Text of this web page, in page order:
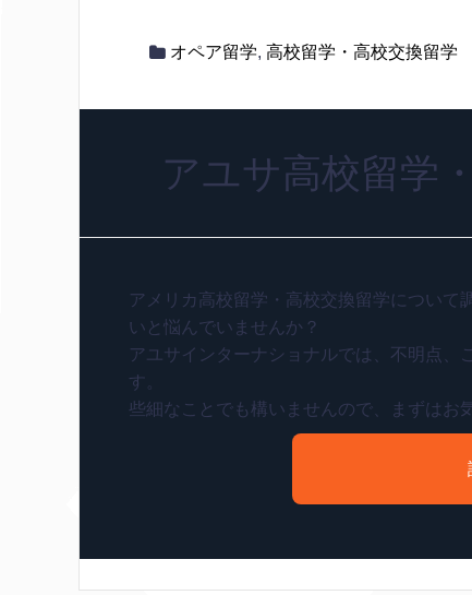
オペア留学, 高校留学・高校交換留学
アユサ高校留学
アメリカ高校留学・高校交換留学について
いと悩んでいませんか？
アユサインターナショナルでは、不明点、
す。
些細なことでも構いませんので、まずはお